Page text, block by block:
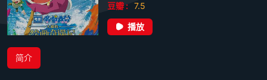
豆瓣 :
7.5
播放
简介